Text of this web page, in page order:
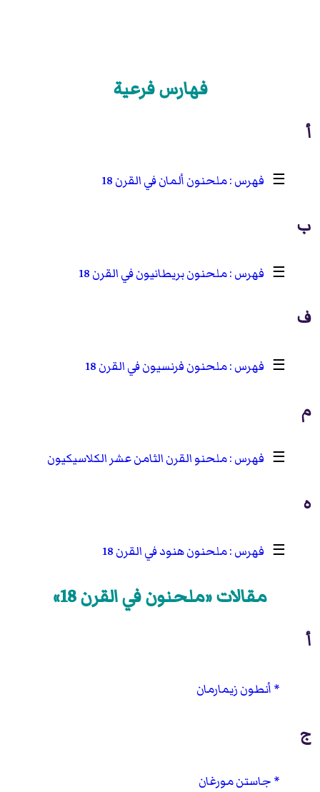
فهارس فرعية
أ
☰ ملحنون ألمان في القرن 18
ب
☰ ملحنون بريطانيون في القرن 18
ف
☰ ملحنون فرنسيون في القرن 18
م
☰ ملحنو القرن الثامن عشر الكلاسيكيون
ه
☰ ملحنون هنود في القرن 18
مقالات «ملحنون في القرن 18»
أ
أنطون زيمارمان
ج
جاستن مورغان